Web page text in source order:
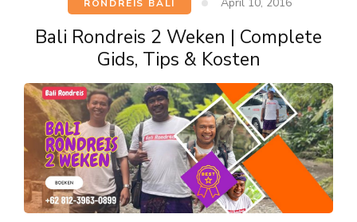
RONDREIS BALI
Bali Rondreis 2 Weken | Complete
Gids, Tips & Kosten